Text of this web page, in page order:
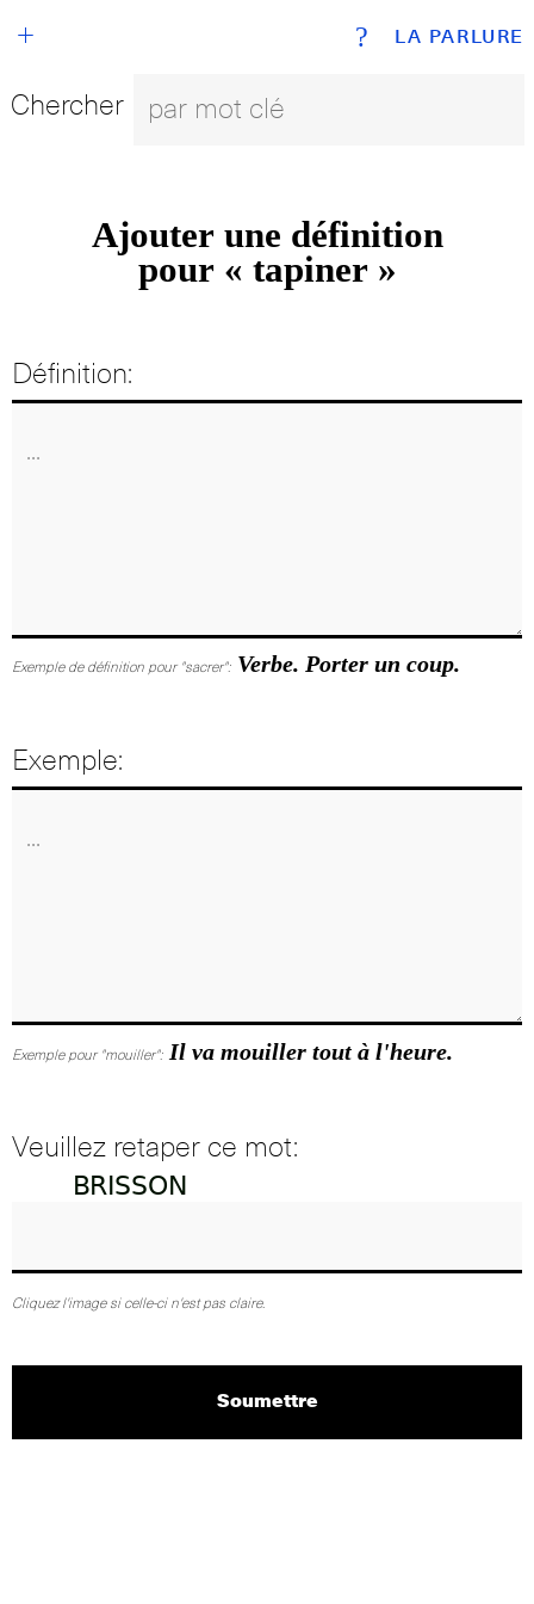
LA PARLURE
+ ?
Chercher
Ajouter une définition
pour « tapiner »
Définition:
Exemple de définition pour "sacrer": Verbe. Porter un coup.
Exemple:
Exemple pour "mouiller": Il va mouiller tout à l'heure.
Veuillez retaper ce mot:
Cliquez l'image si celle-ci n'est pas claire.
Soumettre